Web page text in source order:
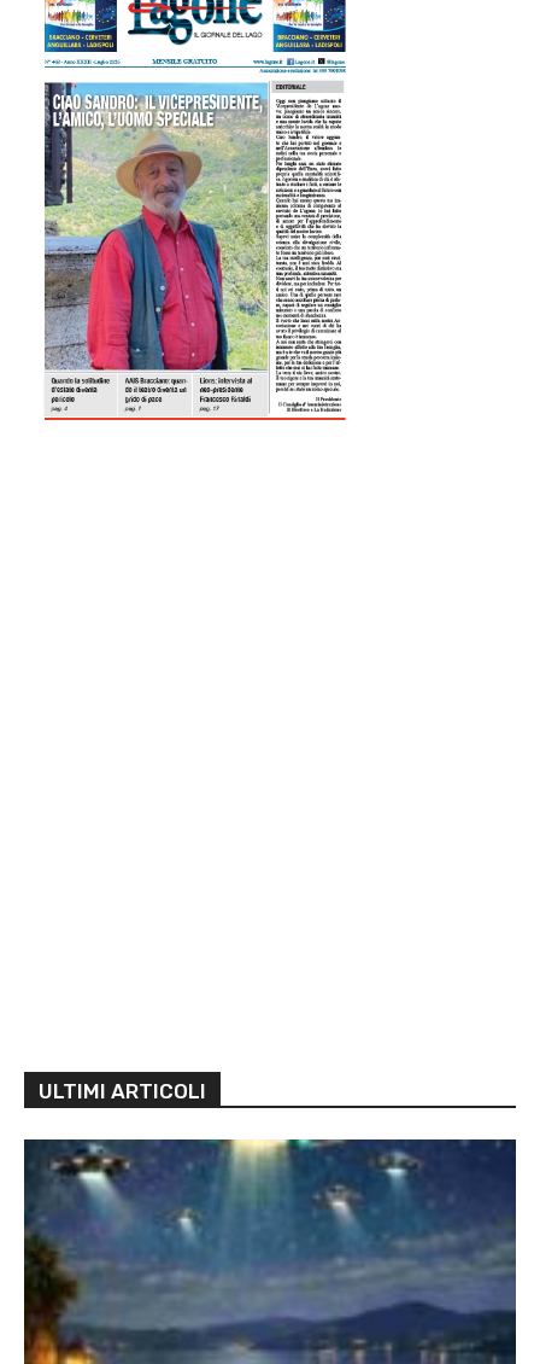
ULTIMI ARTICOLI